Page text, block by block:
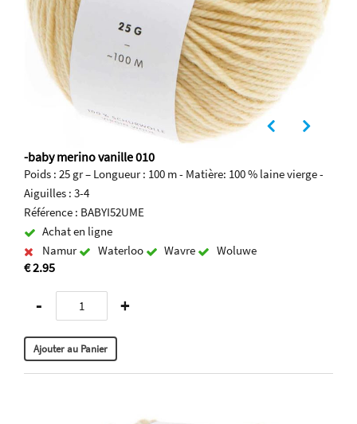
-baby merino vanille 010
Poids : 25 gr – Longueur : 100 m - Matière: 100 % laine vierge -
Aiguilles : 3-4
Référence : BABYI52UME
Achat en ligne
Namur
Waterloo Wavre Woluwe
€ 2.95
- +